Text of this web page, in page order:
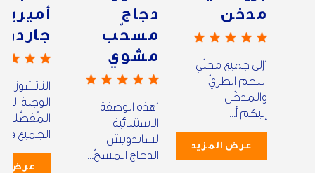
مدخن
“إلى جميع محبّي
اللحم الطريّ
والمدخّن،
إليكم أ...
عرض المزيد
دجاج
مسحّب
مشوي
“هذه الوصفة
الاستثنائية
لساندويش
الدجاج المسحّ...
جاردن
الناتشوز
الوجبة
المُفضَّلة
الجميع في
عرض